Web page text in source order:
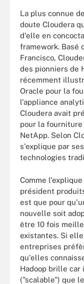
La plus connue
doute Cloudera
d'elle en
framework. Basé
Francisco,
des pionniers de
récemment
Oracle pour la
l'appliance
Cloudera avait
pour la
NetApp. Selon
s'explique par
technologies
Comme
président
est que pour
nouvelle soit
être 10 fois
existantes. Si
entreprises
qu'elles
Hadoop brille
("scalable") que